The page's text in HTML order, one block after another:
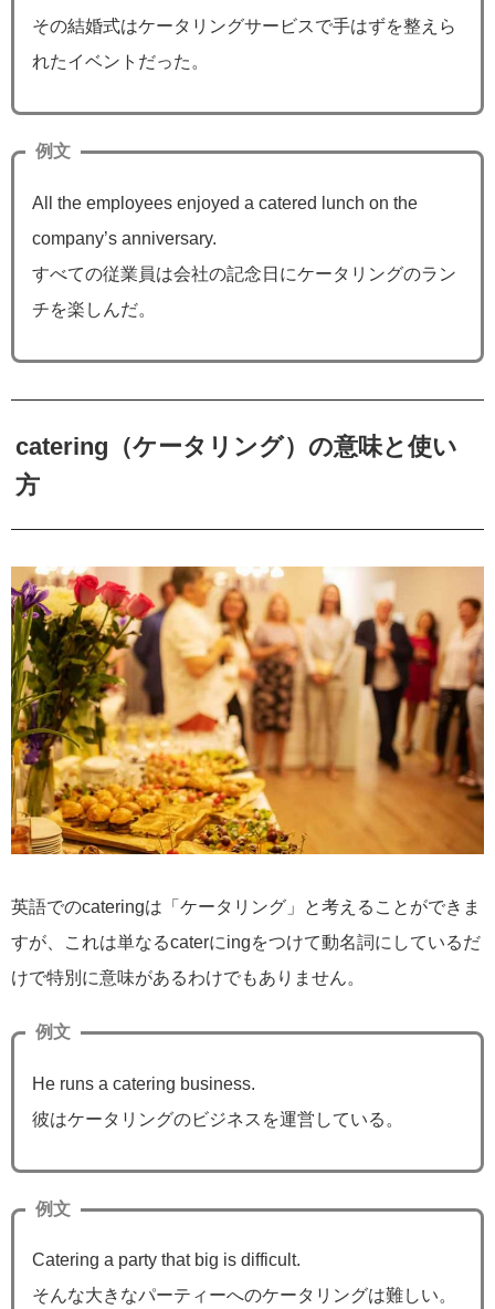
その結婚式はケータリングサービスで手はずを整えら
れたイベントだった。
例文
All the employees enjoyed a catered lunch on the
company’s anniversary.
すべての従業員は会社の記念日にケータリングのラン
チを楽しんだ。
catering（ケータリング）の意味と使い
方
英語でのcateringは「ケータリング」と考えることができま
すが、これは単なるcaterにingをつけて動名詞にしているだ
けで特別に意味があるわけでもありません。
例文
He runs a catering business.
彼はケータリングのビジネスを運営している。
例文
Catering a party that big is difficult.
そんな大きなパーティーへのケータリングは難しい。